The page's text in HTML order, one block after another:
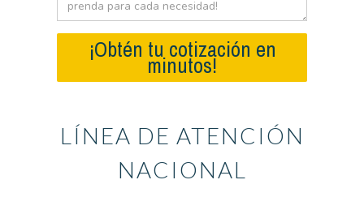
¡Obtén tu cotización en
minutos!
LÍNEA DE ATENCIÓN
NACIONAL